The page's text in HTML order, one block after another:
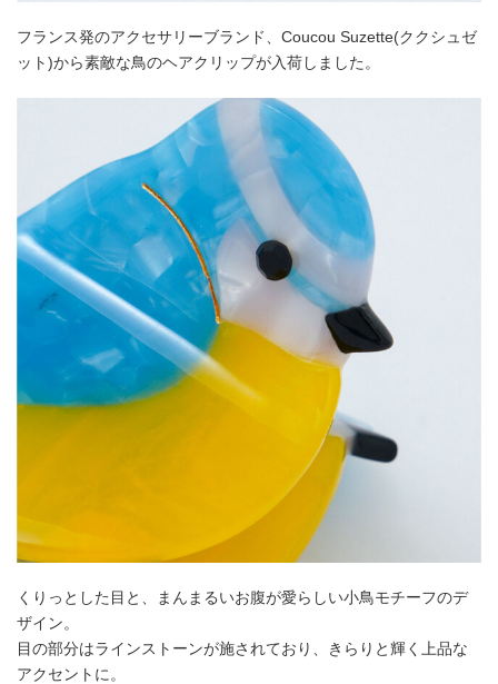
フランス発のアクセサリーブランド、Coucou Suzette(ククシュゼ
ット)から素敵な鳥のヘアクリップが入荷しました。
くりっとした目と、まんまるいお腹が愛らしい小鳥モチーフのデ
ザイン。
目の部分はラインストーンが施されており、きらりと輝く上品な
アクセントに。